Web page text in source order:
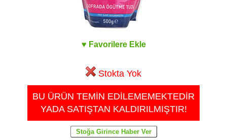
♥ Favorilere Ekle
Stokta Yok
BU ÜRÜN TEMİN EDİLEMEMEKTEDİR
YADA SATIŞTAN KALDIRILMIŞTIR!